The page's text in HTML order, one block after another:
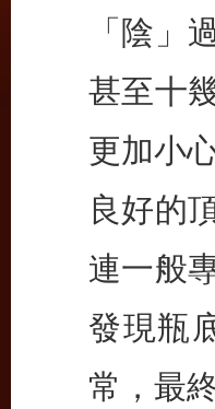
「陰」
甚至十
更加小
良好的
連一般
發現瓶
常，最